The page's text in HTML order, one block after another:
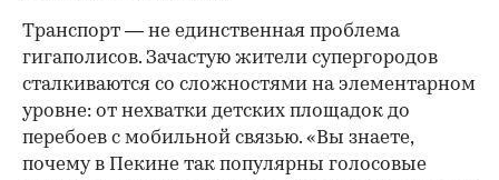
Транспорт — не единственная проблема
гигаполисов. Зачастую жители супергородов
сталкиваются со сложностями на элементарном
уровне: от нехватки детских площадок до
перебоев с мобильной связью. «Вы знаете,
почему в Пекине так популярны голосовые